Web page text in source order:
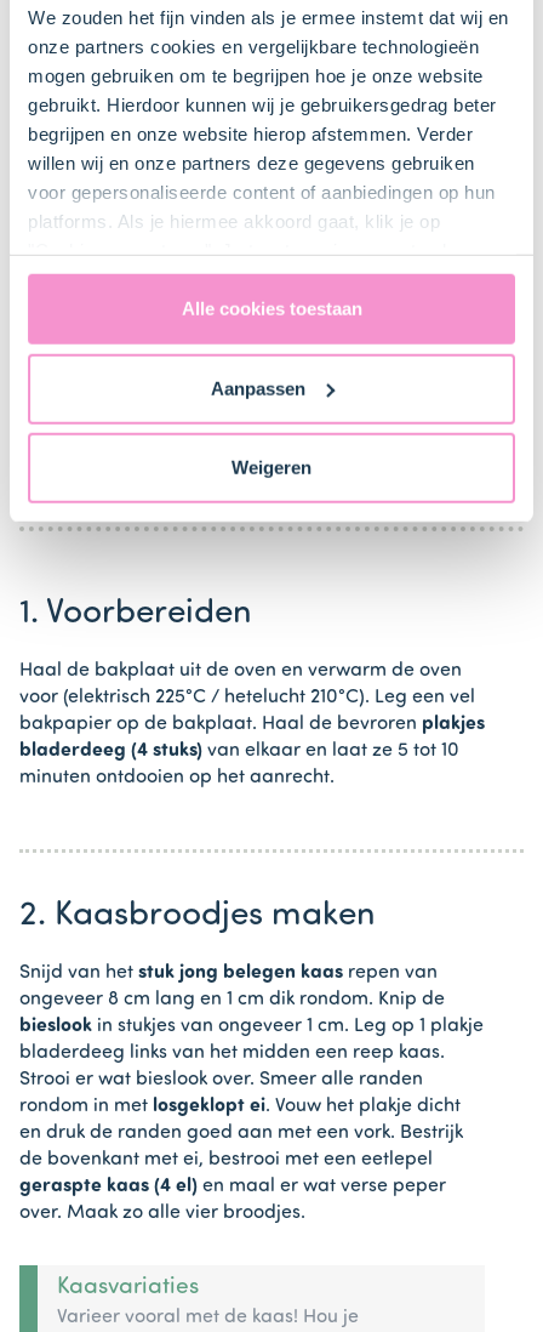
We zouden het fijn vinden als je ermee instemt dat wij en
onze partners cookies en vergelijkbare technologieën
mogen gebruiken om te begrijpen hoe je onze website
gebruikt. Hierdoor kunnen wij je gebruikersgedrag beter
begrijpen en onze website hierop afstemmen. Verder
willen wij en onze partners deze gegevens gebruiken
voor gepersonaliseerde content of aanbiedingen op hun
platforms. Als je hiermee akkoord gaat, klik je op
uitdrukkelijk een eventuele gegevensoverdracht naar de
Verenigde Staten in de zin van artikel 49 AVG. Raadpleeg
ons
naar technology providers en partners in de Verenigde
Staten. Je kunt op elk moment van gedachten
Alle cookies toestaan
Aanpassen
Weigeren
Keukenspullen
Bakpapier
Bestel gemakkelijk en snel je bakproducten
bij ons zusjeDeLeuksteTaartenshop
1. Voorbereiden
Haal de bakplaat uit de oven en verwarm de oven
voor (elektrisch 225°C / hetelucht 210°C). Leg een vel
bakpapier op de bakplaat. Haal de bevroren plakjes
bladerdeeg (4 stuks) van elkaar en laat ze 5 tot 10
minuten ontdooien op het aanrecht.
2. Kaasbroodjes maken
Snijd van het stuk jong belegen kaas repen van
ongeveer 8 cm lang en 1 cm dik rondom. Knip de
bieslook in stukjes van ongeveer 1 cm. Leg op 1 plakje
bladerdeeg links van het midden een reep kaas.
Strooi er wat bieslook over. Smeer alle randen
rondom in met losgeklopt ei. Vouw het plakje dicht
en druk de randen goed aan met een vork. Bestrijk
de bovenkant met ei, bestrooi met een eetlepel
geraspte kaas (4 el) en maal er wat verse peper
over. Maak zo alle vier broodjes.
Kaasvariaties
Varieer vooral met de kaas! Hou je